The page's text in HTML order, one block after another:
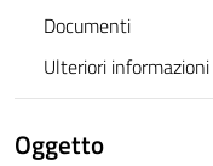
Documenti
Ulteriori informazioni
Oggetto